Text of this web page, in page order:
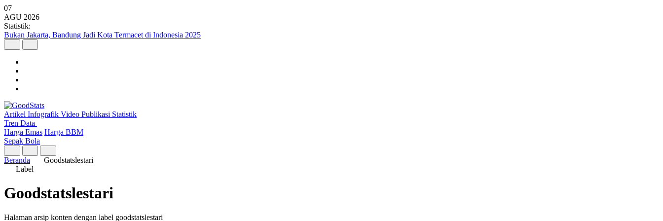
07
AGU 2026
Statistik:
Bukan Jakarta, Bandung Jadi Kota Termacet di Indonesia 2025
Artikel Infografik Video Publikasi Statistik
Tren Data
Harga Emas Harga BBM
Sepak Bola
Beranda
Goodstatslestari
Label
Goodstatslestari
Halaman arsip konten dengan label goodstatslestari